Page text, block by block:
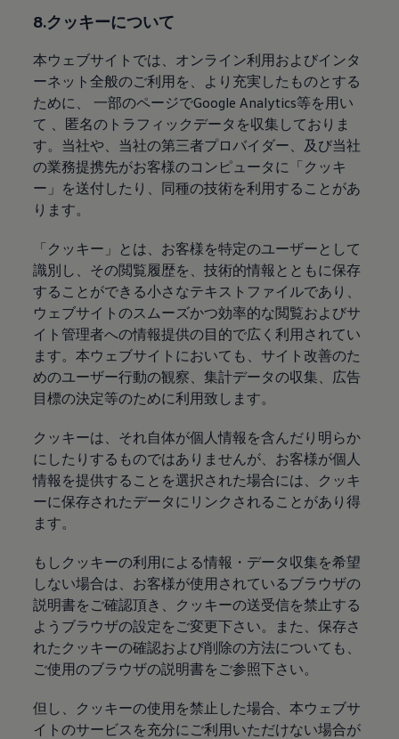
8.クッキーについて
本ウェブサイトでは、オンライン利用およびインタ
ーネット全般のご利用を、より充実したものとする
ために、 一部のページでGoogle Analytics等を用い
て 、匿名のトラフィックデータを収集しておりま
す。当社や、当社の第三者プロバイダー、及び当社
の業務提携先がお客様のコンピュータに「クッキ
ー」を送付したり、同種の技術を利用することがあ
ります。
「クッキー」とは、お客様を特定のユーザーとして
識別し、その閲覧履歴を、技術的情報とともに保存
することができる小さなテキストファイルであり、
ウェブサイトのスムーズかつ効率的な閲覧およびサ
イト管理者への情報提供の目的で広く利用されてい
ます。本ウェブサイトにおいても、サイト改善のた
めのユーザー行動の観察、集計データの収集、広告
目標の決定等のために利用致します。
クッキーは、それ自体が個人情報を含んだり明らか
にしたりするものではありませんが、お客様が個人
情報を提供することを選択された場合には、クッキ
ーに保存されたデータにリンクされることがあり得
ます。
もしクッキーの利用による情報・データ収集を希望
しない場合は、お客様が使用されているブラウザの
説明書をご確認頂き、クッキーの送受信を禁止する
ようブラウザの設定をご変更下さい。また、保存さ
れたクッキーの確認および削除の方法についても、
ご使用のブラウザの説明書をご参照下さい。
但し、クッキーの使用を禁止した場合、本ウェブサ
イトのサービスを充分にご利用いただけない場合が